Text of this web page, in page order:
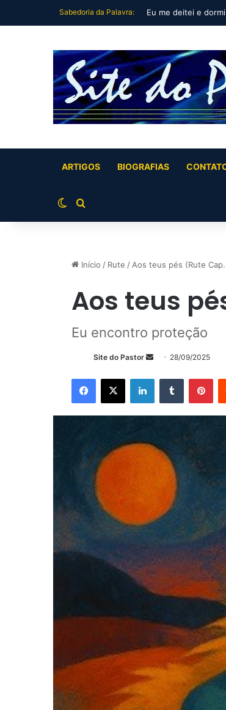
Sabedoria da Palavra: Tu és meu filho, Eu
ARTIGOS BIOGRAFIAS
Switch skin
Buscar por
Início / Rute / Aos teus pés (Rute
Aos teus
Eu encontro proteção
Site do Pastor
Mande
mail
28/09/2025
Facebook
X LinkedinTumblr